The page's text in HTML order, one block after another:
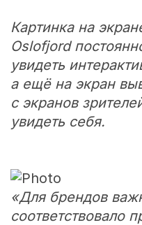
Картинка на
Oslofjord
увидеть
а ещё на экран
с экранов
увидеть себя.
«Для брендов
соответствовало